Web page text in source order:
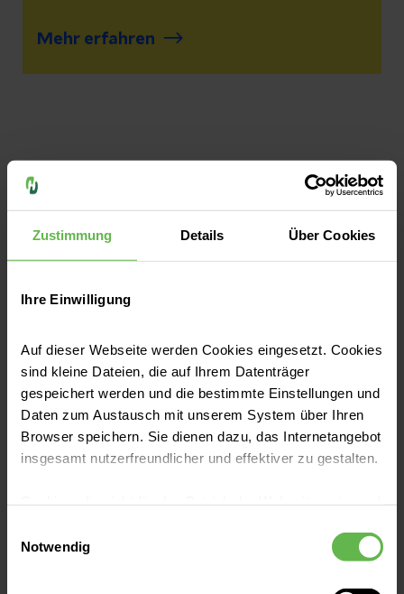
Zustimmung Details Über Cookies
Ihre Einwilligung
Auf dieser Webseite werden Cookies eingesetzt. Cookies
sind kleine Dateien, die auf Ihrem Datenträger
gespeichert werden und die bestimmte Einstellungen und
Daten zum Austausch mit unserem System über Ihren
Browser speichern. Sie dienen dazu, das Internetangebot
insgesamt nutzerfreundlicher und effektiver zu gestalten.
eingesetzt werden.
Es steht Ihnen frei, unsere Seite mit nur den notwendigen
Notwendig
Mehr erfahren
Kontakt
Fragen.
Knut Roeber
Leiter Bildungszentrum | Helios Klinikum
E-Mail senden